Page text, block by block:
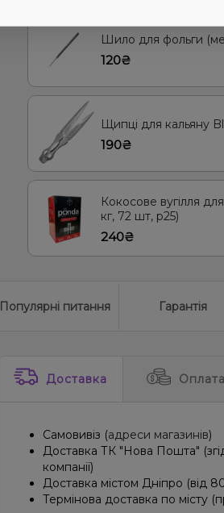
Шило для фольги
120₴
Щипці для кальяну
190₴
Кокосове вугілля
кг, 72 шт, р25)
240₴
Популярні питання Гарантія
Доставка Оплата
Самовивіз (адреси магазинів)
Доставка ТК "Нова Пошта"
компанії)
Доставка містом Дніпро (від
Термінова доставка по місту